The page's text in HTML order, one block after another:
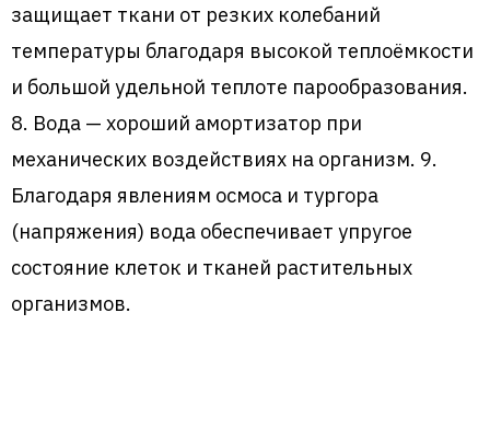
защищает ткани от резких колебаний
температуры благодаря высокой теплоёмкости
и большой удельной теплоте парообразования.
8. Вода — хороший амортизатор при
механических воздействиях на организм. 9.
Благодаря явлениям осмоса и тургора
(напряжения) вода обеспечивает упругое
состояние клеток и тканей растительных
организмов.